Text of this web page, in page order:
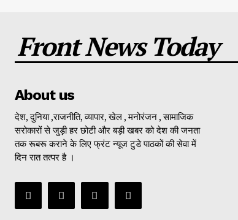
Front News Today
About us
देश, दुनिया ,राजनीति, व्यापार, खेल , मनोरंजन , सामाजिक
सरोकारों से जुड़ी हर छोटी और बड़ी खबर को देश की जनता
तक रूबरू कराने के लिए फ्रंट न्यूज टुडे पाठकों की सेवा में
दिन रात तत्पर है ।